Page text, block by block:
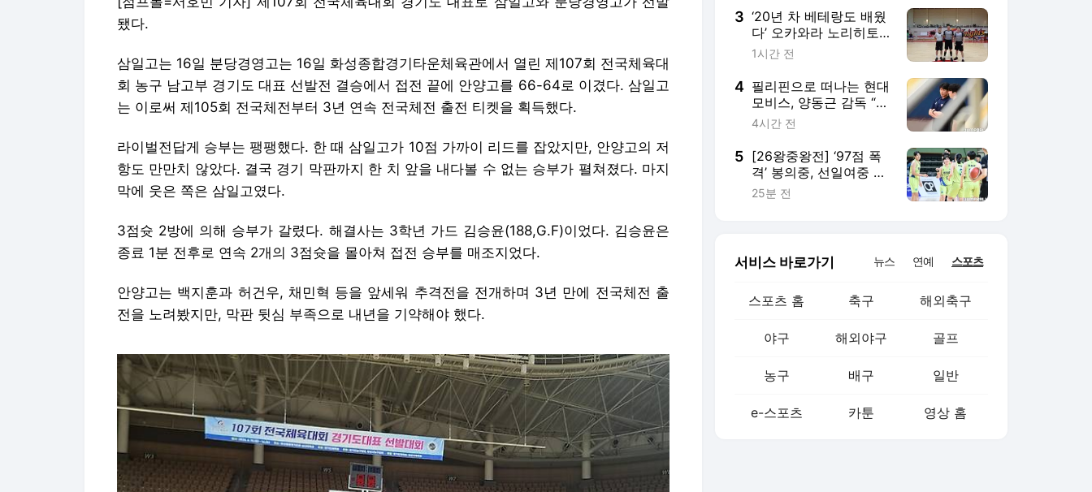
됐다.
삼일고는 16일 분당경영고는 16일 화성종합경기타운체육관에서 열린 제107회 전국체육대
회 농구 남고부 경기도 대표 선발전 결승에서 접전 끝에 안양고를 66-64로 이겼다. 삼일고
는 이로써 제105회 전국체전부터 3년 연속 전국체전 출전 티켓을 획득했다.
라이벌전답게 승부는 팽팽했다. 한 때 삼일고가 10점 가까이 리드를 잡았지만, 안양고의 저
항도 만만치 않았다. 결국 경기 막판까지 한 치 앞을 내다볼 수 없는 승부가 펼쳐졌다. 마지
막에 웃은 쪽은 삼일고였다.
3점슛 2방에 의해 승부가 갈렸다. 해결사는 3학년 가드 김승윤(188,G.F)이었다. 김승윤은
종료 1분 전후로 연속 2개의 3점슛을 몰아쳐 접전 승부를 매조지었다.
안양고는 백지훈과 허건우, 채민혁 등을 앞세워 추격전을 전개하며 3년 만에 전국체전 출
전을 노려봤지만, 막판 뒷심 부족으로 내년을 기약해야 했다.
3 ‘20년 차 베테랑도 배웠
다’ 오카와라 노리히토
심판…“진심으로 조언해
1시간 전
4 필리핀으로 떠나는 현대
모비스, 양동근 감독 “외
국선수 조합 점검하겠
4시간 전
5 [26왕중왕전] ‘97점 폭
격’ 봉의중, 선일여중 완
파…온양여중·마산여중
25분 전
서비스 바로가기 뉴스 연예 스포츠
스포츠 홈 축구 해외축구
야구 해외야구 골프
농구 배구 일반
e-스포츠 카툰 영상 홈